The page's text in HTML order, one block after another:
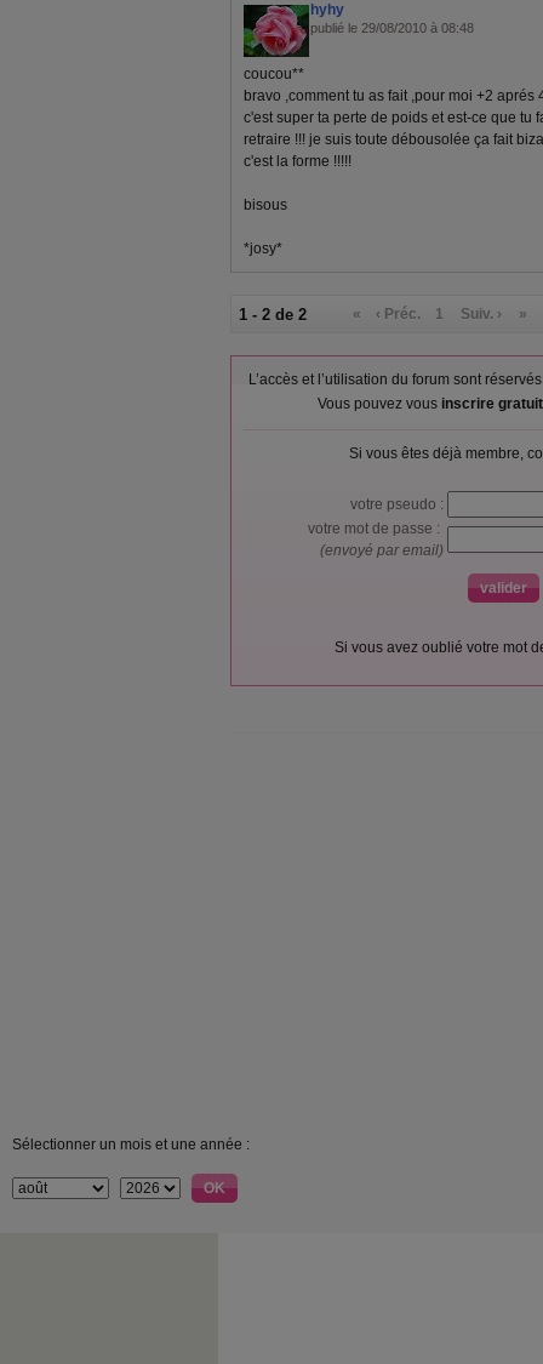
hyhy
publié le 29/08/2010 à 08:48
coucou**
bravo ,comment tu as fait ,pour moi +2 aprés
c'est super ta perte de poids et est-ce que tu
retraire !!! je suis toute débousolée ça fait
c'est la forme !!!!!
bisous
*josy*
1 - 2 de 2 « ‹ Préc. 1 Suiv. › »
L’accès et l’utilisation du forum sont
Vous pouvez vous inscrire
Si vous êtes déjà membre,
votre pseudo :
votre mot de passe :
(envoyé par email)
Si vous avez oublié votre mot
Sélectionner un mois et une année :